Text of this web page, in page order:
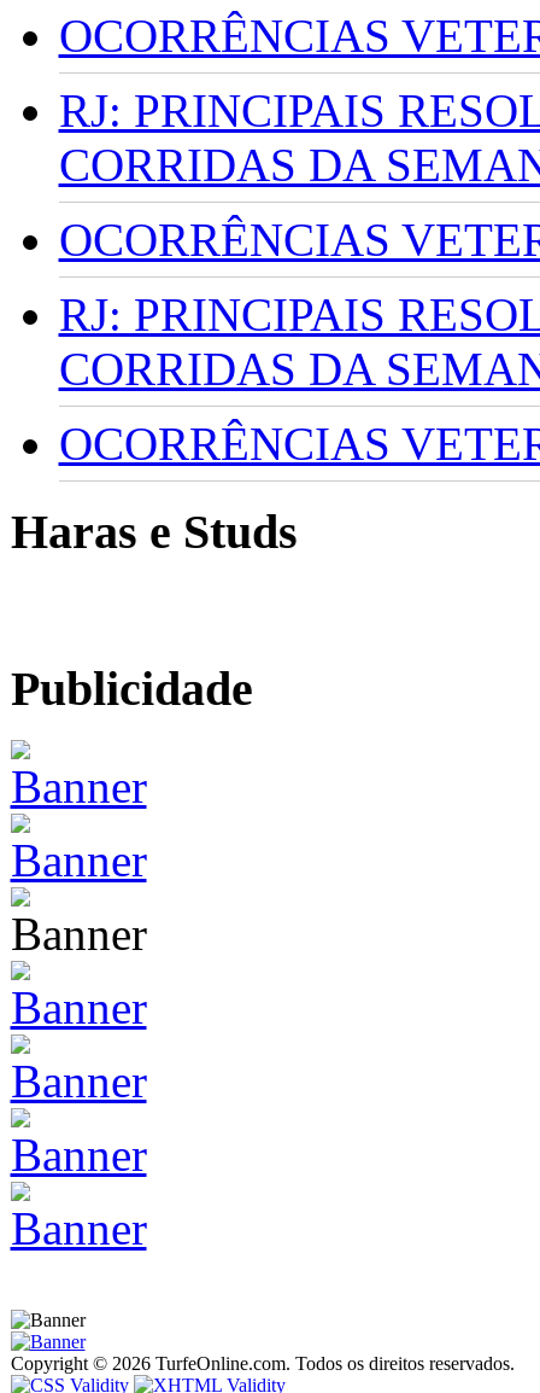
OCORRÊNCIAS
RJ: PRINCIPAIS
CORRIDAS DA
OCORRÊNCIAS
RJ: PRINCIPAIS
CORRIDAS DA
OCORRÊNCIAS
Haras e Studs
Publicidade
Copyright © 2026 TurfeOnline.com. Todos os direitos reservados.